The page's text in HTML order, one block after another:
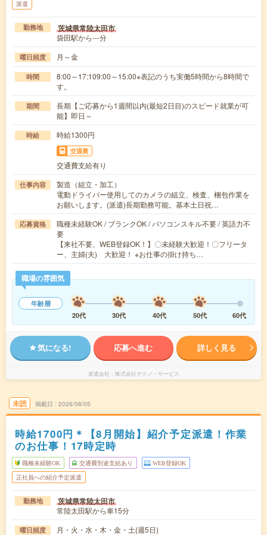
派遣
勤務地 茨城県常陸太田市
袋田駅から---分
曜日頻度 月～金
時間
8:00～17:109:00～15:00※表記のうち実働5時間から8時間で
す。
期間
長期【ご応募から1週間以内(最短2日目)のスピード就業が可
能】即日～
時給 時給1300円
交通費
交通費支給有り
仕事内容
製造（組立・加工）
電動ドライバー使用してのカメラの組立、検査、梱包作業を
お願いします。(派遣)長期勤務可能。基本土日祝…
応募資格
職種未経験OK / ブランクOK / パソコンスキル不要 / 英語力不
要
【来社不要、WEB登録OK！】〇未経験大歓迎！〇フリータ
ー、主婦(夫) 大歓迎！ ※お仕事の掛け持ち…
職場の雰囲気
年齢層
20代
30代 40代 50代 60代
気になる! 応募へ進む 詳しく見る
派遣会社 株式会社テクノ・サービス
未読 掲載日 2026/08/05
時給1700円＊【8月開始】紹介予定派遣！作業
のお仕事！17時定時
職種未経験OK 交通費別途支給あり WEB登録OK
正社員への紹介予定派遣
勤務地 茨城県常陸太田市
常陸太田駅から車15分
曜日頻度 月・火・水・木・金・土(週5日)